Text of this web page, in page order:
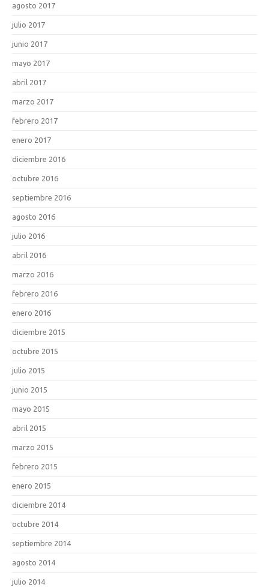
agosto 2017
julio 2017
junio 2017
mayo 2017
abril 2017
marzo 2017
febrero 2017
enero 2017
diciembre 2016
octubre 2016
septiembre 2016
agosto 2016
julio 2016
abril 2016
marzo 2016
febrero 2016
enero 2016
diciembre 2015
octubre 2015
julio 2015
junio 2015
mayo 2015
abril 2015
marzo 2015
febrero 2015
enero 2015
diciembre 2014
octubre 2014
septiembre 2014
agosto 2014
julio 2014